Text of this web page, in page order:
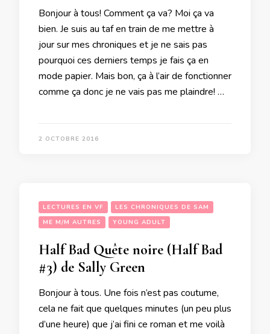
Bonjour à tous! Comment ça va? Moi ça va
bien. Je suis au taf en train de me mettre à
jour sur mes chroniques et je ne sais pas
pourquoi ces derniers temps je fais ça en
mode papier. Mais bon, ça à l’air de fonctionner
comme ça donc je ne vais pas me plaindre! …
2 OCTOBRE 2016
LECTURES EN VF
LES CHRONIQUES DE SAM
ME M/M AUTRES
YOUNG ADULT
Half Bad Quête noire (Half Bad
#3) de Sally Green
Bonjour à tous. Une fois n’est pas coutume,
cela ne fait que quelques minutes (un peu plus
d’une heure) que j’ai fini ce roman et me voilà